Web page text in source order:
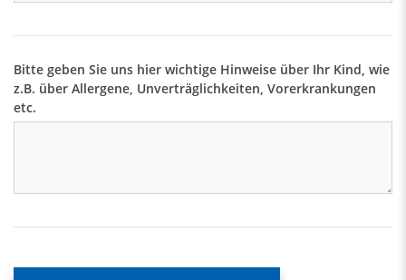
Bitte geben Sie uns hier wichtige Hinweise über Ihr Kind, wie
z.B. über Allergene, Unverträglichkeiten, Vorerkrankungen
etc.